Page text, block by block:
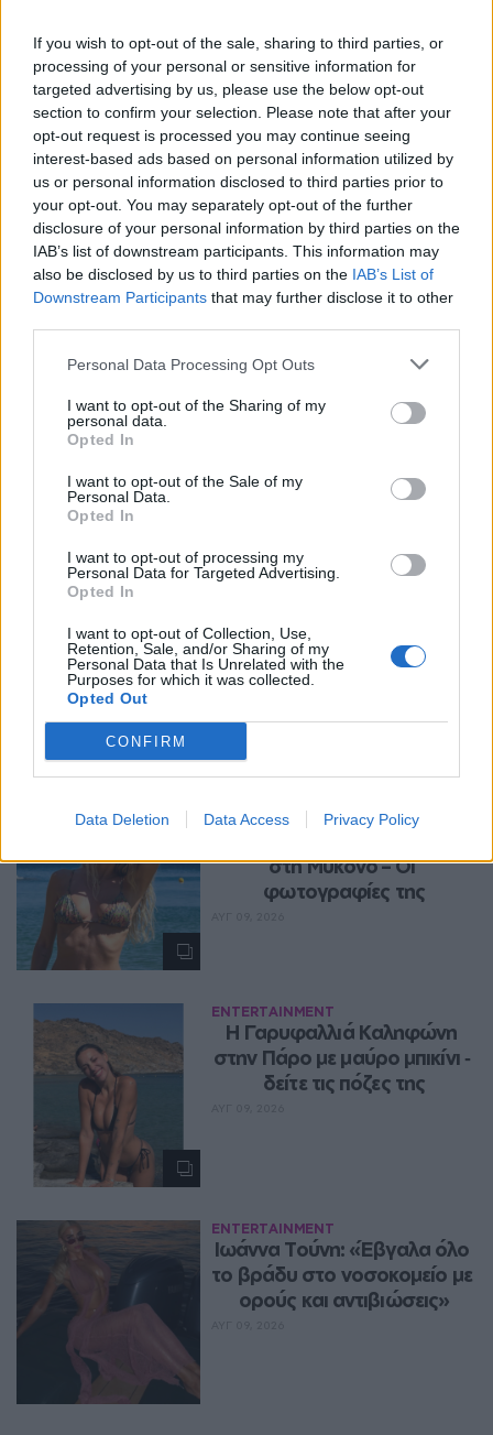
If you wish to opt-out of the sale, sharing to third parties, or
processing of your personal or sensitive information for
targeted advertising by us, please use the below opt-out
section to confirm your selection. Please note that after your
opt-out request is processed you may continue seeing
interest-based ads based on personal information utilized by
us or personal information disclosed to third parties prior to
your opt-out. You may separately opt-out of the further
disclosure of your personal information by third parties on the
IAB’s list of downstream participants. This information may
also be disclosed by us to third parties on the IAB’s List of
Downstream Participants that may further disclose it to other
Personal Data Processing Opt Outs
I want to opt-out of the Sharing of my
personal data.
Opted In
I want to opt-out of the Sale of my
Personal Data.
Opted In
I want to opt-out of processing my
Personal Data for Targeted Advertising.
Opted In
I want to opt-out of Collection, Use,
Retention, Sale, and/or Sharing of my
Personal Data that Is Unrelated with the
Purposes for which it was collected.
Opted Out
CONFIRM
Data Deletion Data Access Privacy Policy
ΔΙΑΦΗΜΙΣΗ
Περισσότερα Θέματα
Entertainment
Βάλια Χατζηθεοδώρου:
στη Μύκονο – Οι
φωτογραφίες της
ENTERTAINMENT
Η Γαρυφαλλιά Καληφώνη
στην Πάρο με μαύρο μπικίνι ‑
δείτε τις πόζες της
ENTERTAINMENT
Ιωάννα Τούνη: «Έβγαλα όλο
το βράδυ στο νοσοκομείο με
ορούς και αντιβιώσεις»